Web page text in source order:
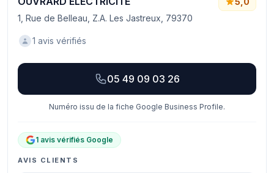
1, Rue de Belleau, Z.A. Les Jastreux, 79370
1 avis vérifiés
05 49 09 03 26
Numéro issu de la fiche Google Business Profile.
1 avis vérifiés Google
AVIS CLIENTS